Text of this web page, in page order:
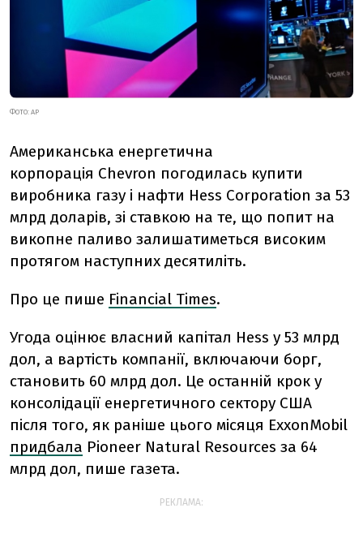
ФОТО: AP
Американська енергетична
корпорація Chevron погодилась купити
виробника газу і нафти Hess Corporation за 53
млрд доларів, зі ставкою на те, що попит на
викопне паливо залишатиметься високим
протягом наступних десятиліть.
Про це пише Financial Times.
Угода оцінює власний капітал Hess у 53 млрд
дол, а вартість компанії, включаючи борг,
становить 60 млрд дол. Це останній крок у
консолідації енергетичного сектору США
після того, як раніше цього місяця ExxonMobil
придбала Pioneer Natural Resources за 64
млрд дол, пише газета.
РЕКЛАМА: